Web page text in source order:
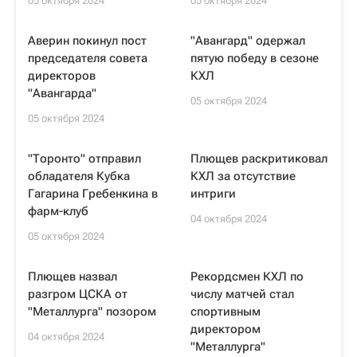
Аверин покинул пост
председателя совета
директоров
"Авангарда"
05 октября 2024
"Авангард" одержал
пятую победу в сезоне
КХЛ
05 октября 2024
"Торонто" отправил
обладателя Кубка
Гагарина Гребенкина в
фарм-клуб
05 октября 2024
Плющев раскритиковал
КХЛ за отсутствие
интриги
04 октября 2024
Плющев назвал
разгром ЦСКА от
"Металлурга" позором
04 октября 2024
Рекордсмен КХЛ по
числу матчей стал
спортивным
директором
"Металлурга"